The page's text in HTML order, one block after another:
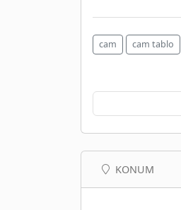
cam cam tablo
KONUM